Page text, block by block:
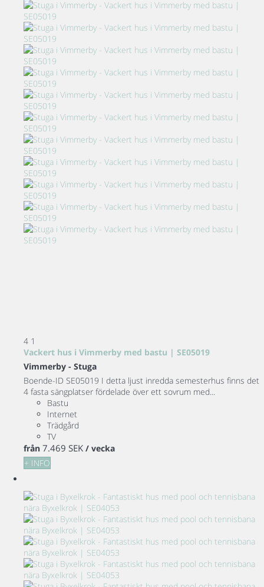
4 1
Vackert hus i Vimmerby med bastu | SE05019
Vimmerby - Stuga
Boende-ID SE05019 I detta ljust inredda semesterhus finns det
4 fasta sängplatser fördelade över ett sovrum med...
Bastu
Internet
Trädgård
TV
från 7.469 SEK / vecka
+ INFO